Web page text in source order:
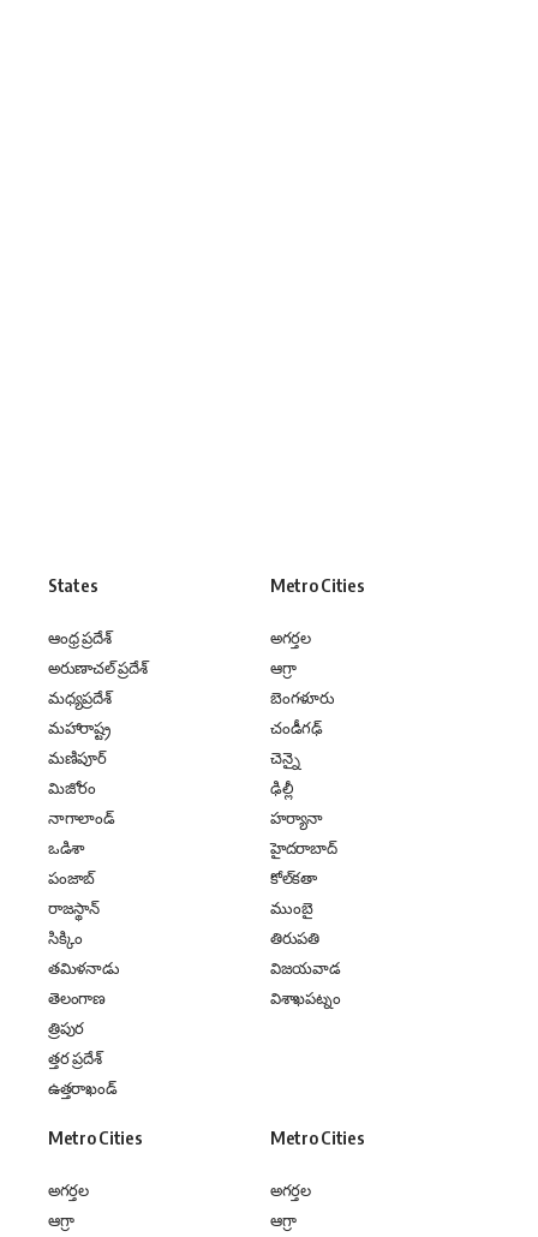
States
ఆంధ్ర ప్రదేశ్
అరుణాచల్ ప్రదేశ్
మధ్యప్రదేశ్
మహారాష్ట్ర
మణిపూర్
మిజోరం
నాగాలాండ్
ఒడిశా
పంజాబ్
రాజస్థాన్
సిక్కిం
తమిళనాడు
తెలంగాణ
త్రిపుర
త్తర ప్రదేశ్
ఉత్తరాఖండ్
Metro Cities
అగర్తల
ఆగ్రా
బెంగళూరు
చండీగఢ్
చెన్నై
ఢిల్లీ
హర్యానా
హైదరాబాద్
కోల్‌కతా
ముంబై
తిరుపతి
విజయవాడ
విశాఖపట్నం
Metro Cities
అగర్తల
ఆగ్రా
Metro Cities
అగర్తల
ఆగ్రా